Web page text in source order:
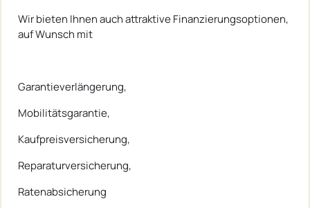
Wir bieten Ihnen auch attraktive Finanzierungsoptionen,
auf Wunsch mit
Garantieverlängerung,
Mobilitätsgarantie,
Kaufpreisversicherung,
Reparaturversicherung,
Ratenabsicherung